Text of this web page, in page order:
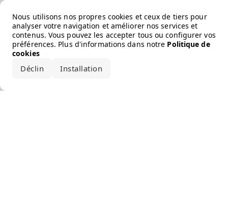
Nous utilisons nos propres cookies et ceux de tiers pour
analyser votre navigation et améliorer nos services et
contenus. Vous pouvez les accepter tous ou configurer vos
préférences. Plus d'informations dans notre Politique de
cookies
Déclin Installation
Error loading the brand